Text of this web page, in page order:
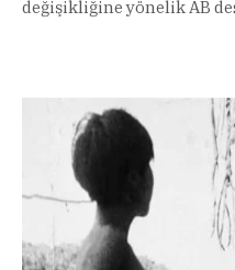
değişikliğine yönelik AB